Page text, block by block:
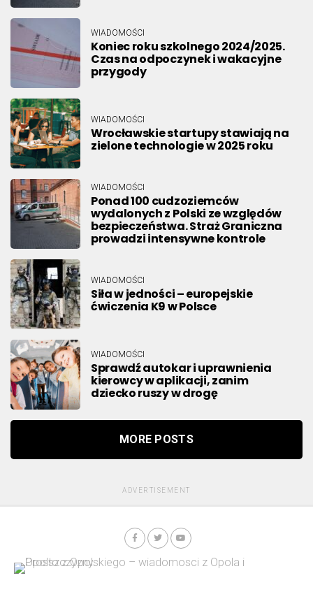
WIADOMOŚCI
Koniec roku szkolnego 2024/2025.
Czas na odpoczynek i wakacyjne
przygody
WIADOMOŚCI
Wrocławskie startupy stawiają na
zielone technologie w 2025 roku
WIADOMOŚCI
Ponad 100 cudzoziemców
wydalonych z Polski ze względów
bezpieczeństwa. Straż Graniczna
prowadzi intensywne kontrole
WIADOMOŚCI
Siła w jedności – europejskie
ćwiczenia K9 w Polsce
WIADOMOŚCI
Sprawdź autokar i uprawnienia
kierowcy w aplikacji, zanim
dziecko ruszy w drogę
MORE POSTS
ADVERTISEMENT